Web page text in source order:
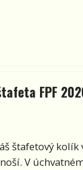
FPF
štafetový
V